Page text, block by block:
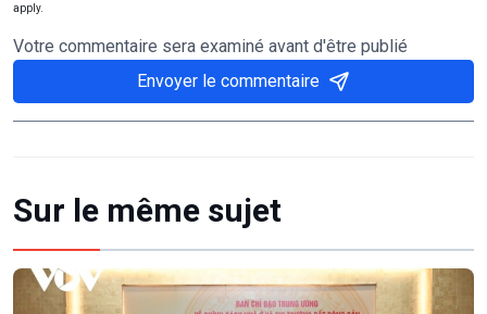
apply.
Votre commentaire sera examiné avant d'être publié
Envoyer le commentaire
Sur le même sujet